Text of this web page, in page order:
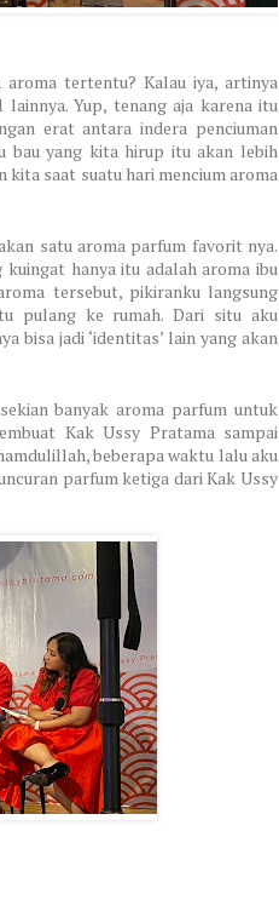
tertentu? Kalau iya, artinya
Yup, tenang aja karena itu
erat antara indera penciuman
bau yang kita hirup itu akan lebih
saat suatu hari mencium aroma
satu aroma parfum favorit nya.
hanya itu adalah aroma ibu
tersebut, pikiranku langsung
pulang ke rumah. Dari situ aku
bisa jadi ‘identitas’ lain yang akan
banyak aroma parfum untuk
Kak Ussy Pratama sampai
beberapa waktu lalu aku
parfum ketiga dari Kak Ussy